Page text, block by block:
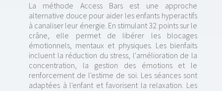
La méthode Access Bars est une approche
alternative douce pour aider les enfants hyperactifs
à canaliser leur énergie. En stimulant 32 points sur le
crâne, elle permet de libérer les blocages
émotionnels, mentaux et physiques. Les bienfaits
incluent la réduction du stress, l'amélioration de la
concentration, la gestion des émotions et le
renforcement de l'estime de soi. Les séances sont
adaptées à l'enfant et favorisent la relaxation. Les